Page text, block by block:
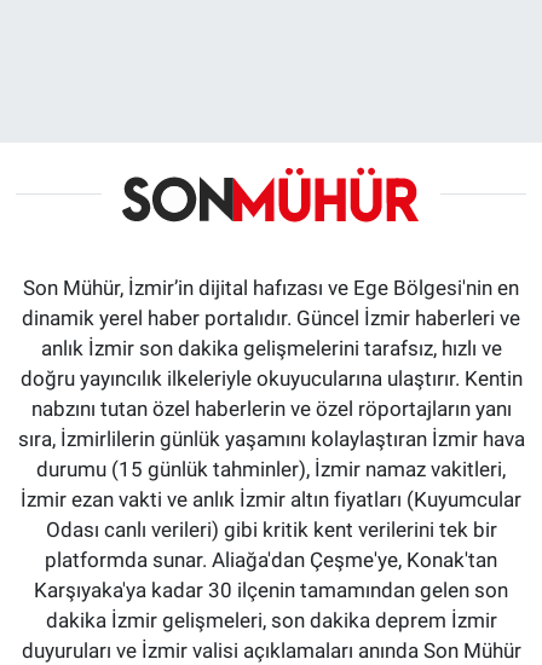
Son Mühür, İzmir’in dijital hafızası ve Ege Bölgesi'nin en
dinamik yerel haber portalıdır. Güncel İzmir haberleri ve
anlık İzmir son dakika gelişmelerini tarafsız, hızlı ve
doğru yayıncılık ilkeleriyle okuyucularına ulaştırır. Kentin
nabzını tutan özel haberlerin ve özel röportajların yanı
sıra, İzmirlilerin günlük yaşamını kolaylaştıran İzmir hava
durumu (15 günlük tahminler), İzmir namaz vakitleri,
İzmir ezan vakti ve anlık İzmir altın fiyatları (Kuyumcular
Odası canlı verileri) gibi kritik kent verilerini tek bir
platformda sunar. Aliağa'dan Çeşme'ye, Konak'tan
Karşıyaka'ya kadar 30 ilçenin tamamından gelen son
dakika İzmir gelişmeleri, son dakika deprem İzmir
duyuruları ve İzmir valisi açıklamaları anında Son Mühür